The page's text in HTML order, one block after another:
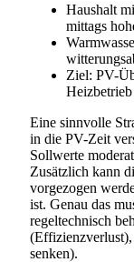
Haushalt
mittags
Ziel: PV-
Eine sinnvolle
in die PV-Zeit
Sollwerte
Zusätzlich kann
vorgezogen
ist. Genau das
regeltechnisch
(Effizienzverlust),
senken).